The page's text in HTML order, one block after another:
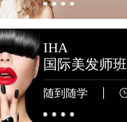
IHA
国际美发师班
随到随学